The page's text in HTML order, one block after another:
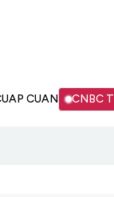
CUAN CNBC